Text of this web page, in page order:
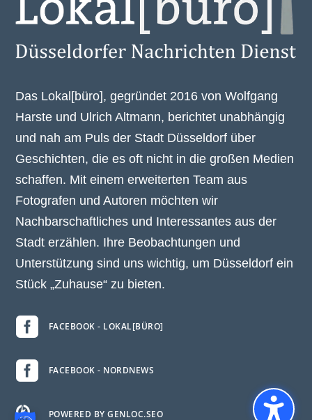
Das Lokal[büro], gegründet 2016 von Wolfgang
Harste und Ulrich Altmann, berichtet unabhängig
und nah am Puls der Stadt Düsseldorf über
Geschichten, die es oft nicht in die großen Medien
schaffen. Mit einem erweiterten Team aus
Fotografen und Autoren möchten wir
Nachbarschaftliches und Interessantes aus der
Stadt erzählen. Ihre Beobachtungen und
Unterstützung sind uns wichtig, um Düsseldorf ein
Stück „Zuhause“ zu bieten.
 FACEBOOK - LOKAL[BÜRO]
 FACEBOOK - NORDNEWS
 POWERED BY GENLOC.SEO